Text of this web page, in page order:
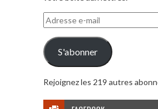
Adresse
e-
mail
S'abonner
Rejoignez les 219 autres